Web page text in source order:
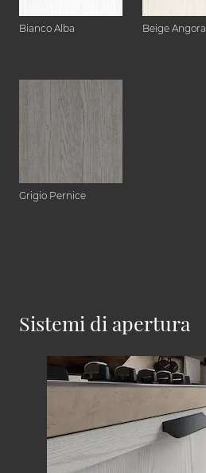
Bianco Alba Beige Angora
Grigio Pernice
Sistemi di apertura